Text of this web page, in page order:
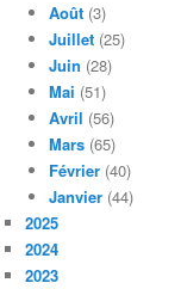
Août (3)
Juillet (25)
Juin (28)
Mai (51)
Avril (56)
Mars (65)
Février (40)
Janvier (44)
2025
2024
2023